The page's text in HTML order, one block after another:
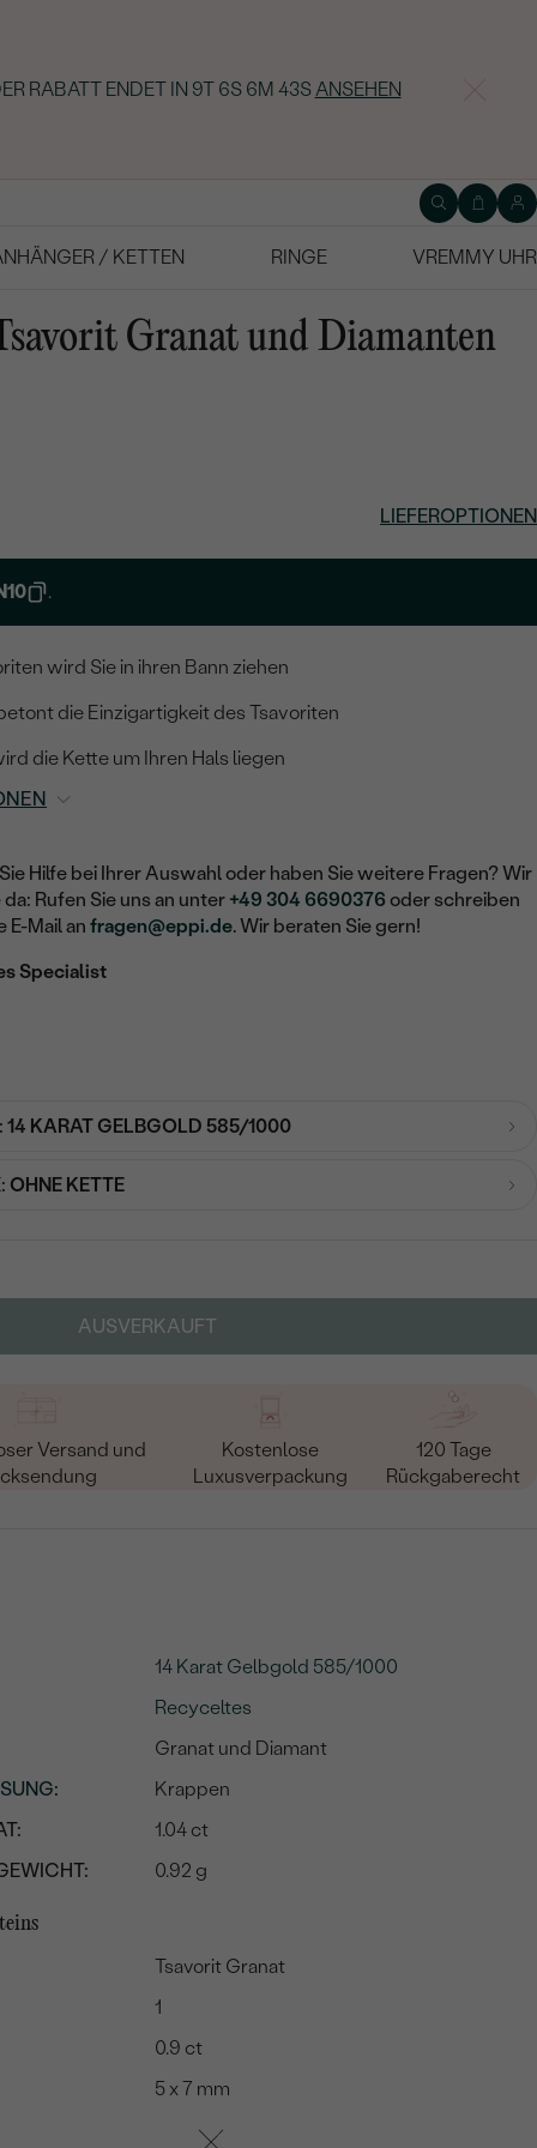
RABATT ENDET IN 9T 6S 6M 42S ANSEHEN
/ KETTEN RINGE
VREMMY UHR
Granat und Diamanten
LIEFEROPTIONEN
.
wird Sie in ihren Bann ziehen
die Einzigartigkeit des Tsavoriten
die Kette um Ihren Hals liegen
Hilfe bei Ihrer Auswahl oder haben Sie weitere Fragen? Wir
Rufen Sie uns an unter +49 304 6690376 oder schreiben
E-Mail anfragen@eppi.de. Wir beraten Sie gern!
Specialist
14 KARAT GELBGOLD 585/1000
OHNE KETTE
AUSVERKAUFT
Versand und
Kostenlose
Luxusverpackung
120 Tage
Rückgaberecht
14 Karat Gelbgold 585/1000
Recyceltes
Granat und Diamant
:
Krappen
1.04 ct
0.92 g
Tsavorit Granat
1
0.9 ct
5 x 7 mm
Grün